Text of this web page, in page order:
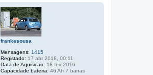
frankesousa
Mensagens: 1415
Registado: 17 abr 2018, 00:11
Data de Aquisicao: 18 fev 2016
Capacidade bateria: 46 Ah 7 barras